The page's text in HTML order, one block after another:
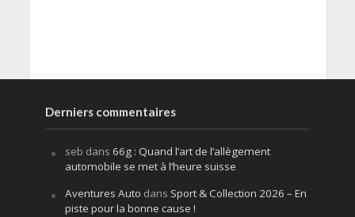
Derniers commentaires
seb dans 66g : Quand l’art de l’allègement
automobile se met à l’heure suisse
Aventures Auto dans Sport & Collection 2026 – En
piste pour la bonne cause !